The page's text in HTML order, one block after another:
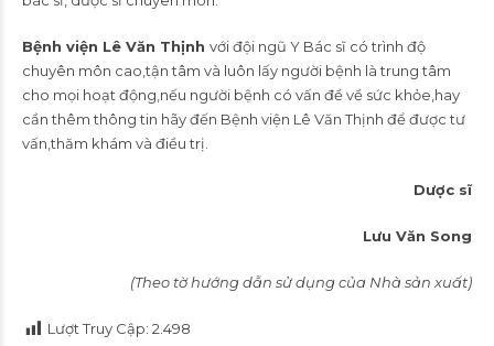
Bệnh viện Lê Văn Thịnh với đội ngũ Y Bác sĩ có trình độ
chuyên môn cao,tận tâm và luôn lấy người bệnh là trung tâm
cho mọi hoạt động,nếu người bệnh có vấn đề về sức khỏe,hay
cần thêm thông tin hãy đến Bệnh viện Lê Văn Thịnh để được tư
vấn,thăm khám và điều trị.
Dược sĩ
Lưu Văn Song
(Theo tờ hướng dẫn sử dụng của Nhà sản xuất)
Lượt Truy Cập: 2.498